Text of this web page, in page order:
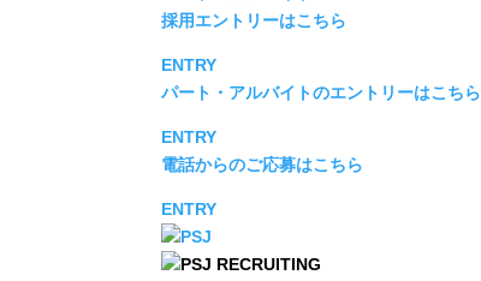
採用エントリーはこちら
ENTRY
パート・アルバイトのエントリーはこちら
ENTRY
電話からのご応募はこちら
ENTRY